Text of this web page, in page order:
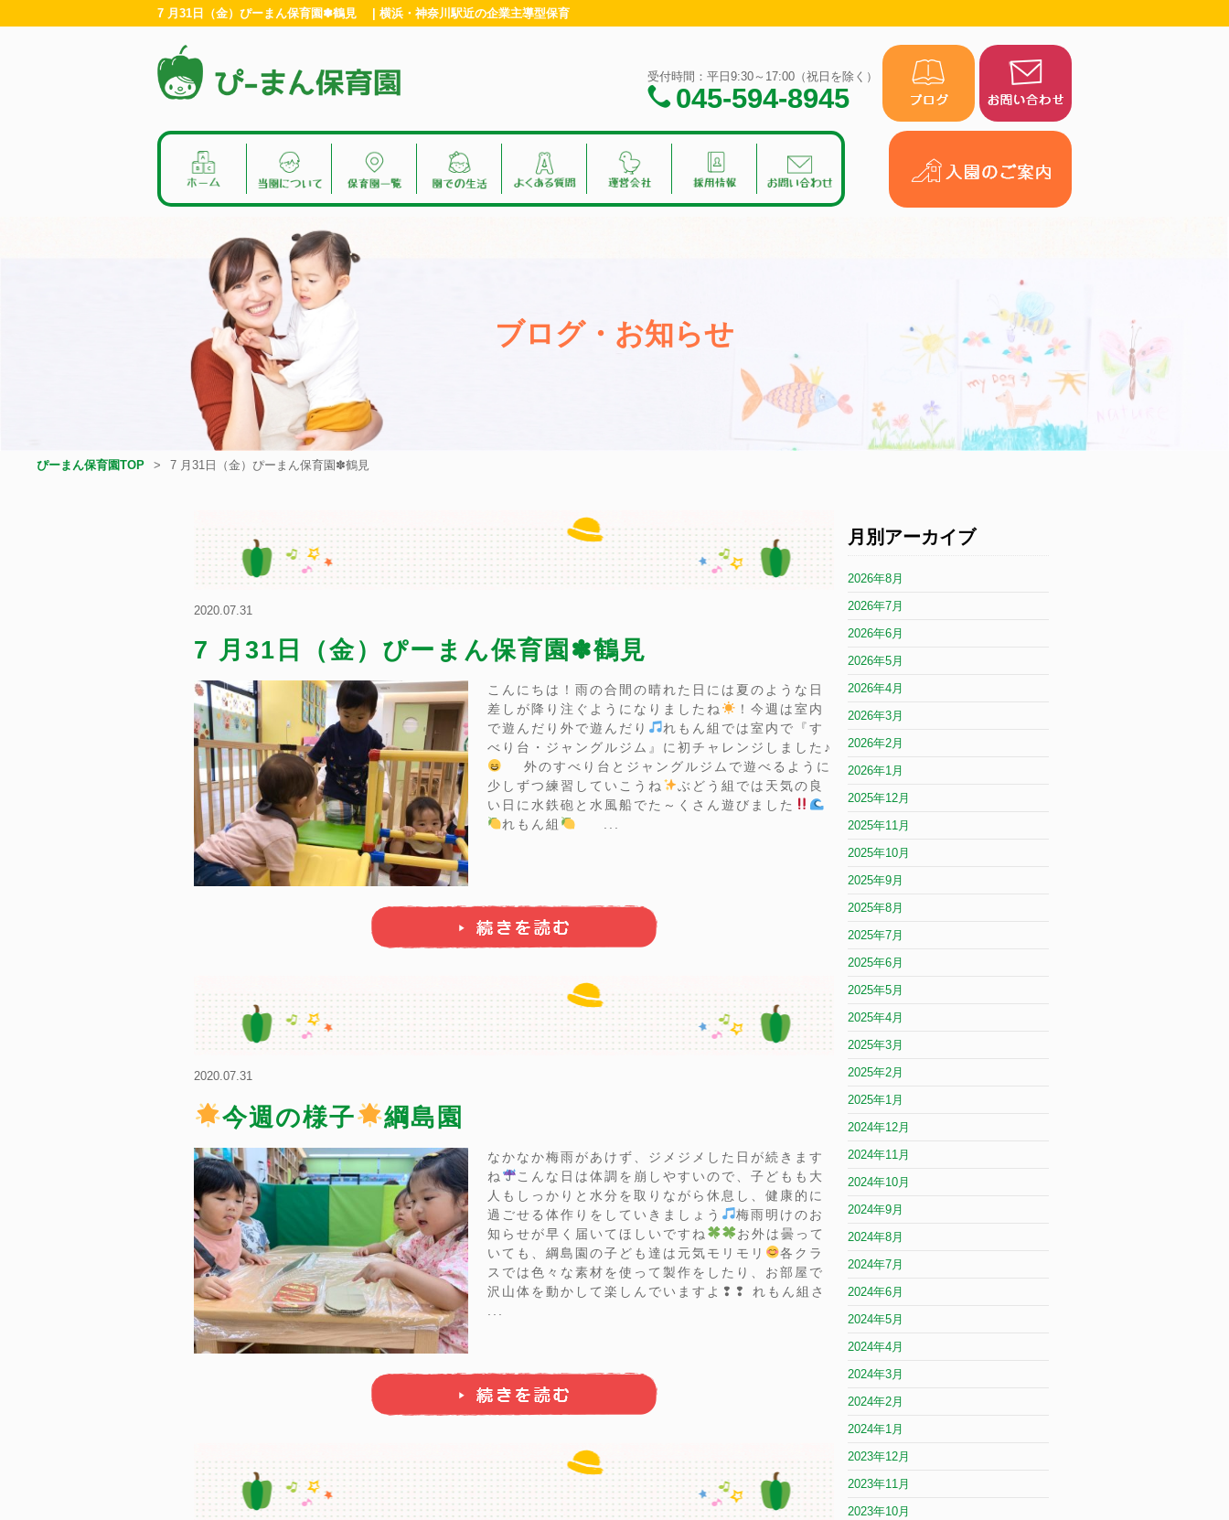
7 月31日（金）ぴーまん保育園✽鶴見 | 横浜・神奈川駅近の企業主導型保育
受付時間：平日9:30～17:00（祝日を除く）
045-594-8945
ブログ・お知らせ
ぴーまん保育園TOP 7 月31日（金）ぴーまん保育園✽鶴見
2020.07.31
7 月31日（金）ぴーまん保育園✽鶴見
こんにちは！雨の合間の晴れた日には夏のような日
差しが降り注ぐようになりましたね
！今週は室内
で遊んだり外で遊んだり
れもん組では室内で『す
べり台・ジャングルジム』に初チャレンジしました♪
外のすべり台とジャングルジムで遊べるように
少しずつ練習していこうね
ぶどう組では天気の良
い日に水鉄砲と水風船でた～くさん遊びました
れもん組
2020.07.31
今週の様子 綱島園
なかなか梅雨があけず、ジメジメした日が続きます
ね
こんな日は体調を崩しやすいので、子どもも大
人もしっかりと水分を取りながら休息し、健康的に
過ごせる体作りをしていきましょう
梅雨明けのお
知らせが早く届いてほしいですね
お外は曇って
いても、綱島園の子ども達は元気モリモリ
各クラ
スでは色々な素材を使って製作をしたり、お部屋で
沢山体を動かして楽しんでいますよ❢❢ れもん組さ
月別アーカイブ
2026年8月
2026年7月
2026年6月
2026年5月
2026年4月
2026年3月
2026年2月
2026年1月
2025年12月
2025年11月
2025年10月
2025年9月
2025年8月
2025年7月
2025年6月
2025年5月
2025年4月
2025年3月
2025年2月
2025年1月
2024年12月
2024年11月
2024年10月
2024年9月
2024年8月
2024年7月
2024年6月
2024年5月
2024年4月
2024年3月
2024年2月
2024年1月
2023年12月
2023年11月
2023年10月